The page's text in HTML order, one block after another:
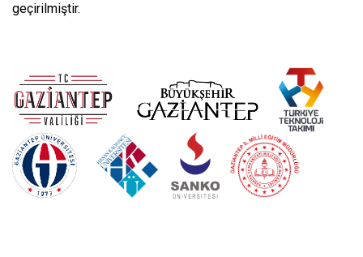
geçirilmiştir.